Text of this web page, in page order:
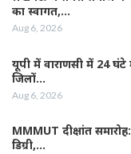
का स्वागत,…
Aug 6, 2026
यूपी में वाराणसी में 24 घंटे
जिलों…
Aug 6, 2026
MMMUT दीक्षांत
डिग्री,…